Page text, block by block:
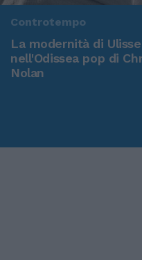
Controtempo
La modernità di Ulisse
nell'Odissea pop di
Nolan